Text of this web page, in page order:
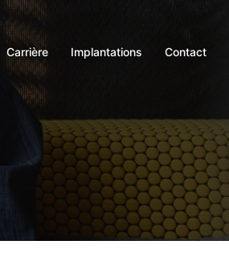
Carrière Implantations Contact